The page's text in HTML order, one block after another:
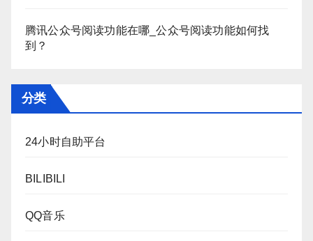
腾讯公众号阅读功能在哪_公众号阅读功能如何找
到？
分类
24小时自助平台
BILIBILI
QQ音乐